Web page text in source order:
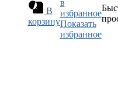
В
корзину
в
избранное
Показать
избранное